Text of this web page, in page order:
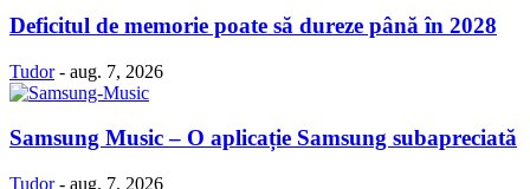
Deficitul de memorie poate să dureze până în 2028
Tudor - aug. 7, 2026
Samsung Music – O aplicație Samsung subapreciată
Tudor - aug. 7, 2026